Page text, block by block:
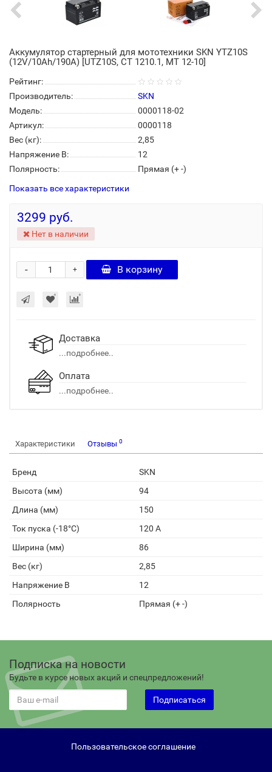
Аккумулятор стартерный для мототехники SKN YTZ10S
(12V/10Ah/190A) [UTZ10S, CT 1210.1, MT 12-10]
Рейтинг:
Производитель:
SKN
Модель:
0000118-02
Артикул:
0000118
Вес (кг):
2,85
Напряжение В:
12
Полярность:
Прямая (+ -)
Показать все характеристики
3299 руб.
Нет в наличии
+
- В корзину
Доставка
...подробнее..
Оплата
...подробнее..
Характеристики Отзывы 0
Бренд
SKN
Высота (мм)
94
Длина (мм)
150
Ток пуска (-18°С)
120 А
Ширина (мм)
86
Вес (кг)
2,85
Напряжение В
12
Полярность
Прямая (+ -)
Подписка на новости
Будьте в курсе новых акций и спецпредложений!
Подписаться
Пользовательское соглашение